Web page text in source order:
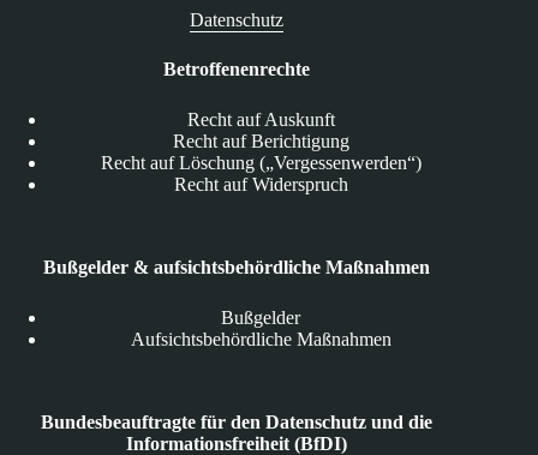
Datenschutz
Betroffenenrechte
Recht auf Auskunft
Recht auf Berichtigung
Recht auf Löschung („Vergessenwerden“)
Recht auf Widerspruch
Bußgelder & aufsichtsbehördliche Maßnahmen
Bußgelder
Aufsichtsbehördliche Maßnahmen
Bundesbeauftragte für den Datenschutz und die
Informationsfreiheit (BfDI)